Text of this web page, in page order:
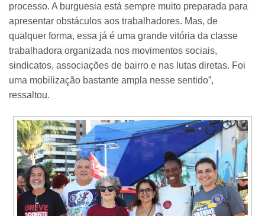
processo. A burguesia está sempre muito preparada para
apresentar obstáculos aos trabalhadores. Mas, de
qualquer forma, essa já é uma grande vitória da classe
trabalhadora organizada nos movimentos sociais,
sindicatos, associações de bairro e nas lutas diretas. Foi
uma mobilização bastante ampla nesse sentido”,
ressaltou.